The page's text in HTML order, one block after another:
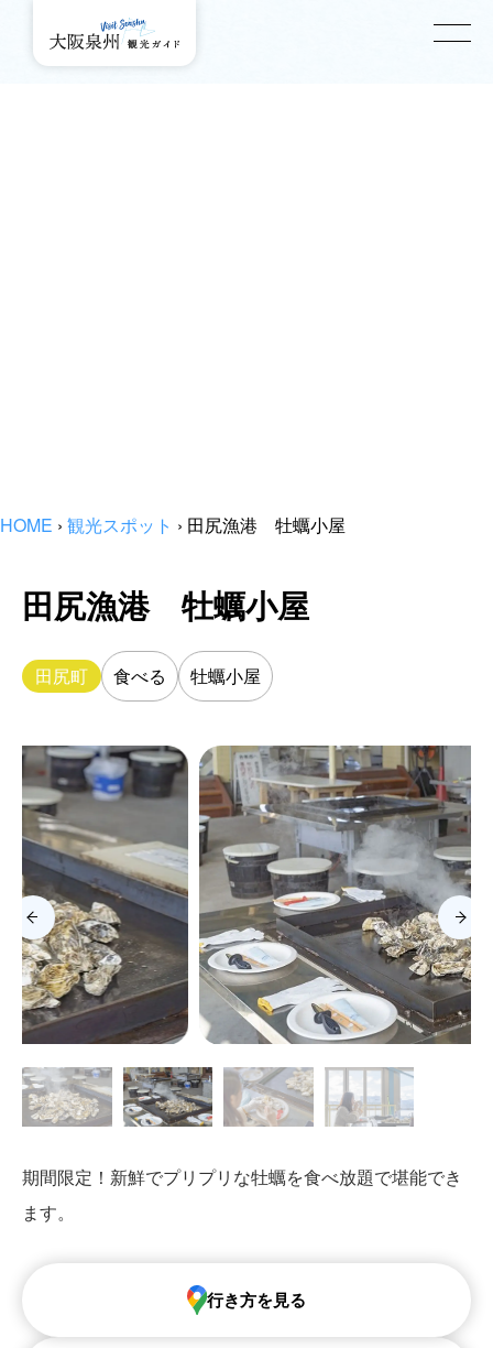
HOME › 観光スポット › 田尻漁港 牡蠣小屋
田尻漁港 牡蠣小屋
田尻町 食べる 牡蠣小屋
期間限定！新鮮でプリプリな牡蠣を食べ放題で堪能でき
ます。
行き方を見る